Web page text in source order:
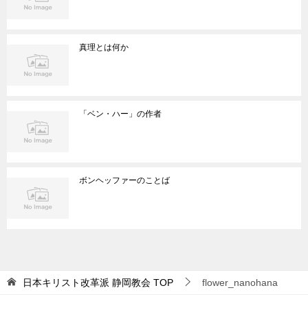
真理とは何か
「ベン・ハー」の作者
ボンヘッファーのことば
日本キリスト改革派 静岡教会 TOP flower_nanohana